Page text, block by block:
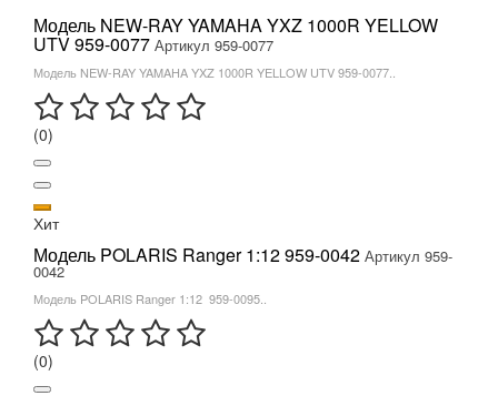
Модель NEW-RAY YAMAHA YXZ 1000R YELLOW
UTV 959-0077 Артикул 959-0077
Модель NEW-RAY YAMAHA YXZ 1000R YELLOW UTV 959-0077..
(0)
Хит
Модель POLARIS Ranger 1:12 959-0042 Артикул 959-
0042
Модель POLARIS Ranger 1:12 959-0095..
(0)